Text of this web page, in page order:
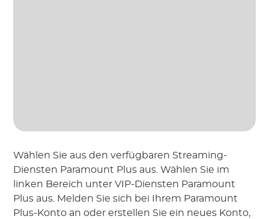
Wählen Sie aus den verfügbaren Streaming-
Diensten Paramount Plus aus. Wählen Sie im
linken Bereich unter VIP-Diensten Paramount
Plus aus. Melden Sie sich bei Ihrem Paramount
Plus-Konto an oder erstellen Sie ein neues Konto,